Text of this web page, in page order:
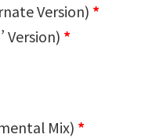
Version) *
Version) *
Mix) *